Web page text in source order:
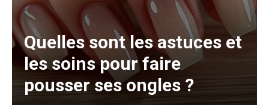
Quelles sont les astuces et
les soins pour faire
pousser ses ongles ?